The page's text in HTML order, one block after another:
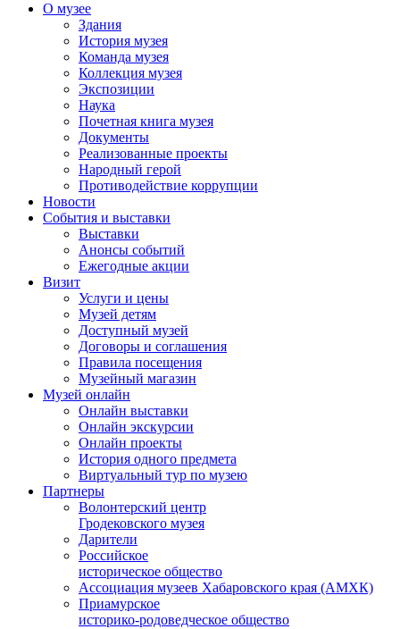
О музее
Здания
История музея
Команда музея
Коллекция музея
Экспозиции
Наука
Почетная книга музея
Документы
Реализованные проекты
Народный герой
Противодействие коррупции
Новости
События и выставки
Выставки
Анонсы событий
Ежегодные акции
Визит
Услуги и цены
Музей детям
Доступный музей
Договоры и соглашения
Правила посещения
Музейный магазин
Музей онлайн
Онлайн выставки
Онлайн экскурсии
Онлайн проекты
История одного предмета
Виртуальный тур по музею
Партнеры
Волонтерский центр
Гродековского музея
Дарители
Российское
историческое общество
Ассоциация музеев Хабаровского края (АМХК)
Приамурское
историко-родоведческое общество